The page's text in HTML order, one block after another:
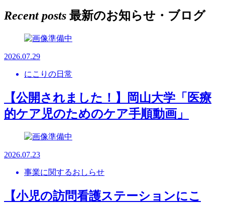
Recent posts 最新のお知らせ・ブログ
2026.07.29
にこりの日常
【公開されました！】岡山大学「医療
的ケア児のためのケア手順動画」
2026.07.23
事業に関するおしらせ
【小児の訪問看護ステーションにこ